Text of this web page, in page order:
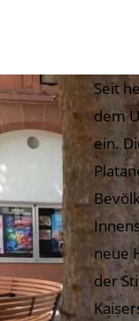
Seit
dem
ein.
neue
der